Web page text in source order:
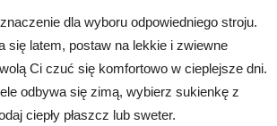
dla wyboru odpowiedniego stroju.
się latem, postaw na lekkie i zwiewne
Ci czuć się komfortowo w cieplejsze dni.
odbywa się zimą, wybierz sukienkę z
ciepły płaszcz lub sweter.